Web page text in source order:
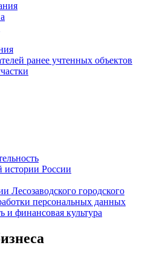
ранее учтенных объектов
России
Лесозаводского городского
персональных данных
и финансовая культура